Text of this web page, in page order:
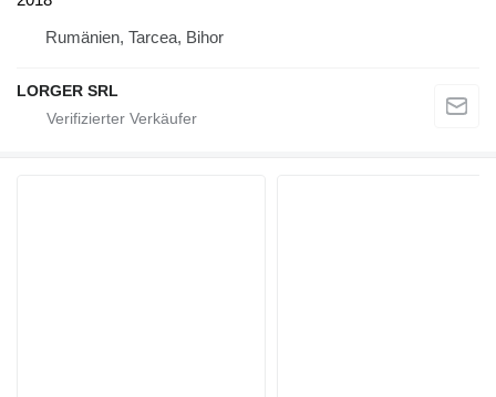
Rumänien, Tarcea, Bihor
LORGER SRL